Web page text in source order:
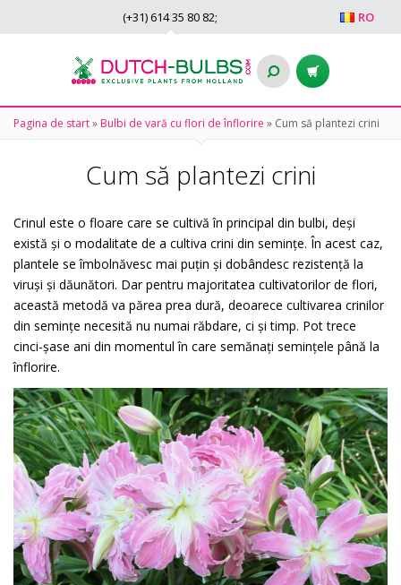
RO
(+31) 614 35 80 82;
Pagina de start» Bulbi de vară cu flori de înflorire » Cum să plantezi crini
Cum să plantezi crini
Crinul este o floare care se cultivă în principal din bulbi, deși
există și o modalitate de a cultiva crini din semințe. În acest caz,
plantele se îmbolnăvesc mai puțin și dobândesc rezistență la
viruși și dăunători. Dar pentru majoritatea cultivatorilor de flori,
această metodă va părea prea dură, deoarece cultivarea crinilor
din semințe necesită nu numai răbdare, ci și timp. Pot trece
cinci-șase ani din momentul în care semănați semințele până la
înflorire.